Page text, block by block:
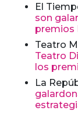
El
son
premios
Teatro
Teatro
los
La